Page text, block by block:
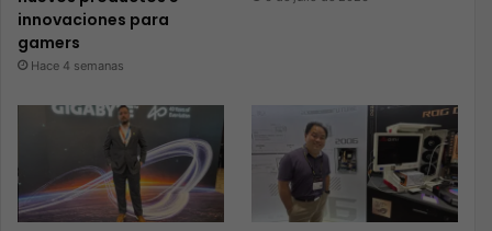
innovaciones para
gamers
Hace 4 semanas